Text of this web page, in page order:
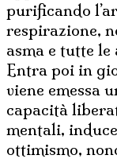
purificando
respirazione,
asma e tutte
Entra poi in
viene emessa
capacità
mentali,
ottimismo,